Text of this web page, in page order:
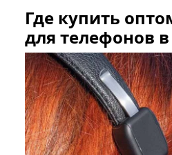
Где купить
для телефонов